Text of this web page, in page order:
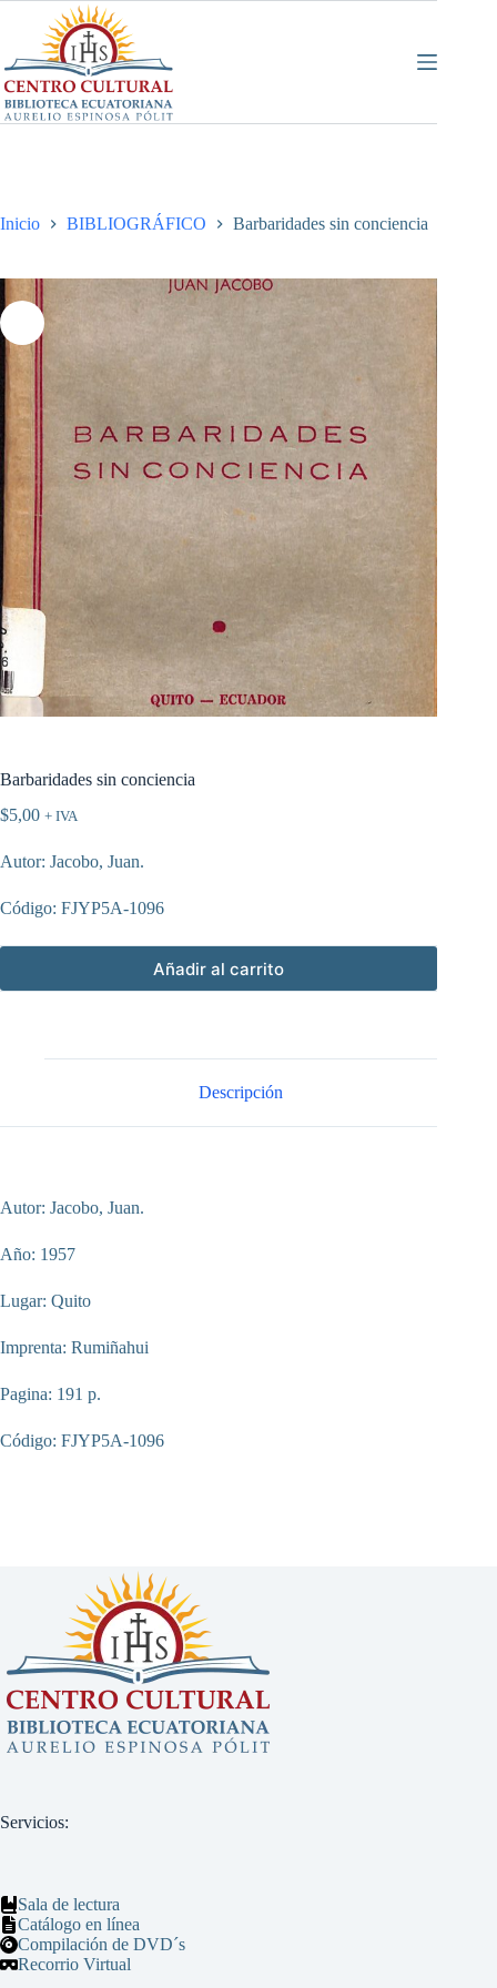
contenido
Inicio BIBLIOGRÁFICO Barbaridades sin conciencia
Barbaridades sin conciencia
$5,00 + IVA
Autor: Jacobo, Juan.
Código: FJYP5A-1096
Añadir al carrito
Descripción
Autor: Jacobo, Juan.
Año: 1957
Lugar: Quito
Imprenta: Rumiñahui
Pagina: 191 p.
Código: FJYP5A-1096
Servicios:
Sala de lectura
Catálogo en línea
Compilación de DVD´s
Recorrio Virtual